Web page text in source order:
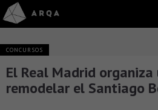
CONCURSOS
El Real Madrid
remodelar el Santiago